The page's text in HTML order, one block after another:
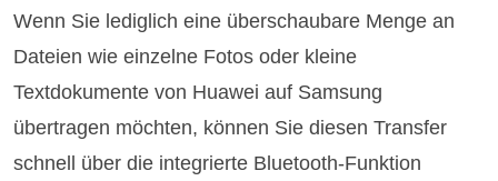
Wenn Sie lediglich eine überschaubare Menge an
Dateien wie einzelne Fotos oder kleine
Textdokumente von Huawei auf Samsung
übertragen möchten, können Sie diesen Transfer
schnell über die integrierte Bluetooth-Funktion